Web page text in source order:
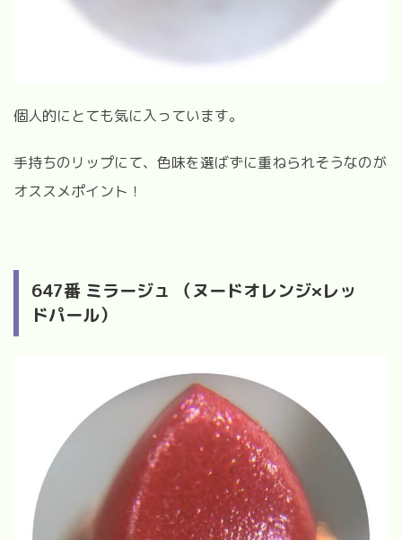
個人的にとても気に入っています。
手持ちのリップにて、色味を選ばずに重ねられそうなのが
オススメポイント！
647番 ミラージュ （ヌードオレンジ×レッ
ドパール）